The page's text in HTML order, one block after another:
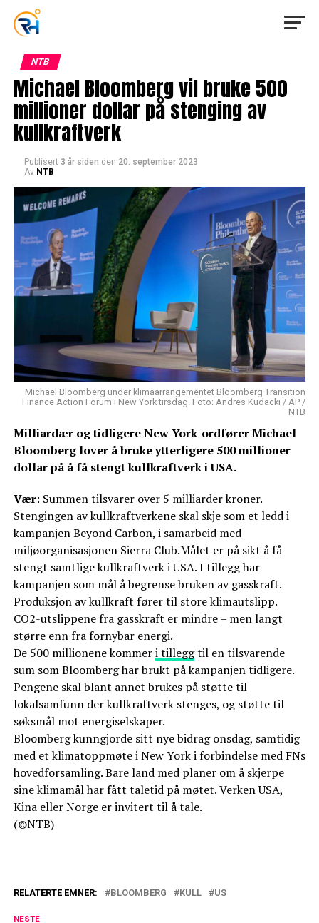
NTB
Michael Bloomberg vil bruke 500
millioner dollar på stenging av
kullkraftverk
Publisert 3 år siden den 20. september 2023
Av NTB
Michael Bloomberg under klimaarrangementet Bloomberg Transition
Finance Action Forum i New York tirsdag. Foto: Andres Kudacki / AP /
NTB
Milliardær og tidligere New York-ordfører Michael
Bloomberg lover å bruke ytterligere 500 millioner
dollar på å få stengt kullkraftverk i USA.
Vær: Summen tilsvarer over 5 milliarder kroner.
Stengingen av kullkraftverkene skal skje som et ledd i
kampanjen Beyond Carbon, i samarbeid med
miljøorganisasjonen Sierra Club.Målet er på sikt å få
stengt samtlige kullkraftverk i USA. I tillegg har
kampanjen som mål å begrense bruken av gasskraft.
Produksjon av kullkraft fører til store klimautslipp.
CO2-utslippene fra gasskraft er mindre – men langt
større enn fra fornybar energi.
De 500 millionene kommeri tilleggtil en tilsvarende
sum som Bloomberg har brukt på kampanjen tidligere.
Pengene skal blant annet brukes på støtte til
lokalsamfunn der kullkraftverk stenges, og støtte til
søksmål mot energiselskaper.
Bloomberg kunngjorde sitt nye bidrag onsdag, samtidig
med et klimatoppmøte i New York i forbindelse med FNs
hovedforsamling. Bare land med planer om å skjerpe
sine klimamål har fått taletid på møtet. Verken USA,
Kina eller Norge er invitert til å tale.
(©NTB)
RELATERTE EMNER: BLOOMBERG KULL US
NESTE